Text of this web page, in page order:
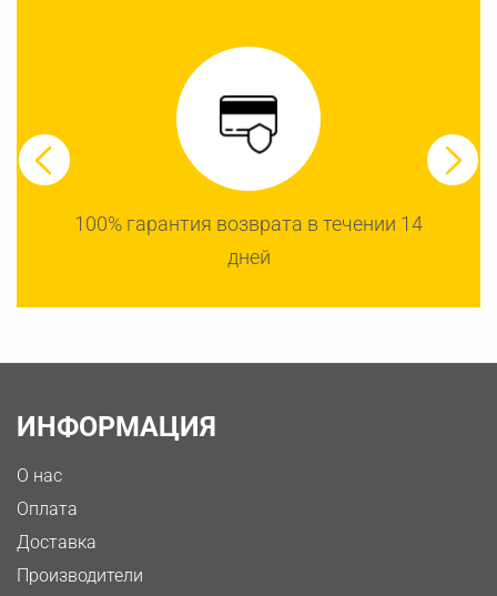
100% гарантия возврата в течении 14
дней
ИНФОРМАЦИЯ
О нас
Оплата
Доставка
Производители